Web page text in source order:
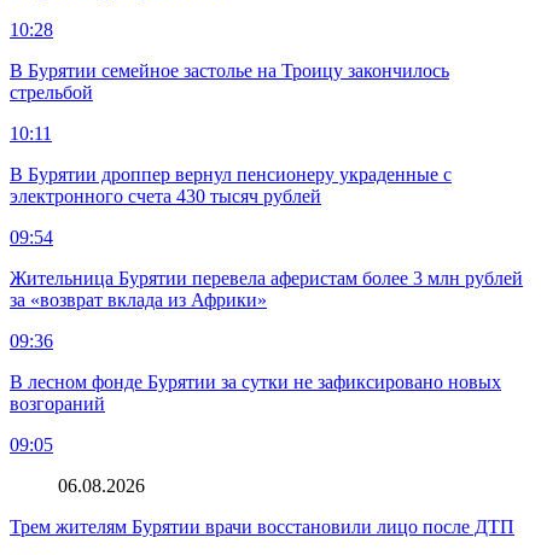
10:28
В Бурятии семейное застолье на Троицу закончилось
стрельбой
10:11
В Бурятии дроппер вернул пенсионеру украденные с
электронного счета 430 тысяч рублей
09:54
Жительница Бурятии перевела аферистам более 3 млн рублей
за «возврат вклада из Африки»
09:36
В лесном фонде Бурятии за сутки не зафиксировано новых
возгораний
09:05
06.08.2026
Трем жителям Бурятии врачи восстановили лицо после ДТП